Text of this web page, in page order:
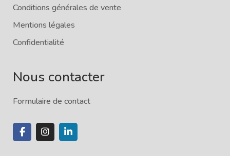
Conditions générales de vente
Mentions légales
Confidentialité
Nous contacter
Formulaire de contact